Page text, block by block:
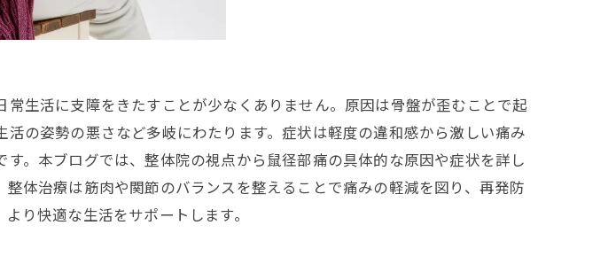
生活に支障をきたすことが少なくありません。原因は骨盤が歪むことで起
の姿勢の悪さなど多岐にわたります。症状は軽度の違和感から激しい痛み
。本ブログでは、整体院の視点から鼠径部痛の具体的な原因や症状を詳し
体治療は筋肉や関節のバランスを整えることで痛みの軽減を図り、再発防
り快適な生活をサポートします。